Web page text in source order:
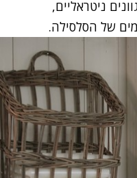
ניטראליים,
של הסלסילה.